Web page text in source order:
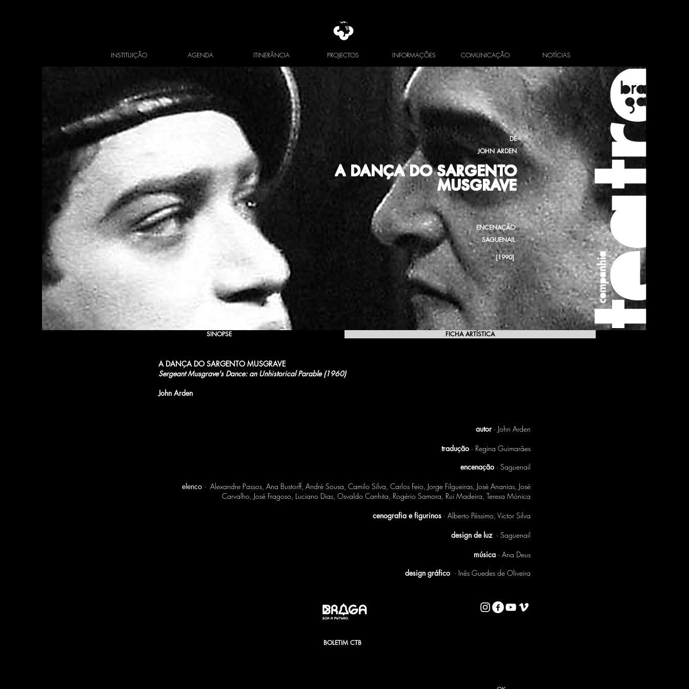
INSTITUIÇÃO AGENDA ITINERÂNCIA PROJECTOS INFORMAÇÕES COMUNICAÇÃO NOTÍCIAS
A DANÇA DO SARGENTO
MUSGRAVE
DE
JOHN ARDEN
ENCENAÇÃO
SAGUENAIL
[1990]
SINOPSE FICHA ARTÍSTICA
A DANÇA DO SARGENTO MUSGRAVE
Sergeant Musgrave's Dance: an Unhistorical Parable (1960)
John Arden
autor · John Arden
tradução · Regina Guimarães
encenação · Saguenail
elenco · Alexandre Passos, Ana Bustorff, André Sousa, Camilo Silva, Carlos Feio, Jorge Filgueiras, José Ananias, José
Carvalho, José Fragoso, Luciano Dias, Osvaldo Canhita, Rogério Samora, Rui Madeira, Teresa Mónica
cenografia e figurinos · Alberto Péssimo, Victor Silva
design de luz · Saguenail
música · Ana Deus
design gráfico · Inês Guedes de Oliveira
BOLETIM CTB